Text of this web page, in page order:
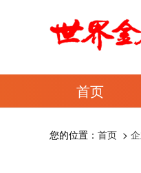
首页
您的位置： 首页 >